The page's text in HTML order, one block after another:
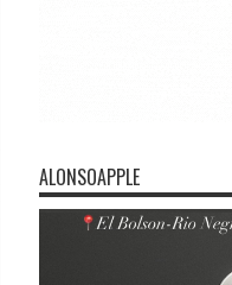
ALONSOAPPLE